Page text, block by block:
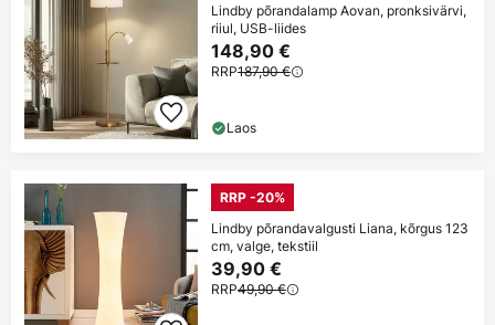
Lindby põrandalamp Aovan, pronksivärvi,
riiul, USB-liides
148,90 €
RRP187,90 €
Laos
RRP -20%
Lindby põrandavalgusti Liana, kõrgus 123
cm, valge, tekstiil
39,90 €
RRP49,90 €